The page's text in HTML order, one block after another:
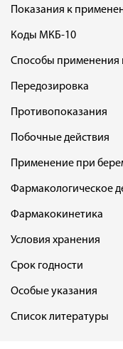
Показания к
Коды МКБ-10
Способы применения
Передозировка
Противопоказания
Побочные действия
Применение при
Фармакологическое
Фармакокинетика
Условия хранения
Срок годности
Особые указания
Список литературы